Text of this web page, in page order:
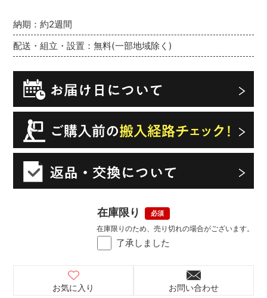
納期：約2週間
配送・組立・設置：無料(一部地域除く)
在庫限り
了承しました
在庫限りのため、売り切れの場合がございます。
お気に入り お問い合わせ